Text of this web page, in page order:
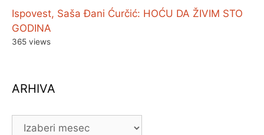
Ispovest, Saša Đani Ćurčić: HOĆU DA ŽIVIM STO
GODINA
365 views
ARHIVA
ARHIVA